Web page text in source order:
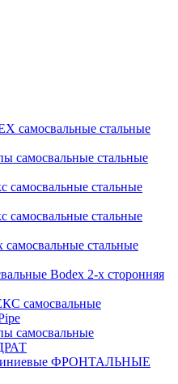
самосвальные стальные
самосвальные стальные
самосвальные стальные
самосвальные стальные
стальные
Bodex 2-х сторонняя
самосвальные
самосвальные
ФРОНТАЛЬНЫЕ